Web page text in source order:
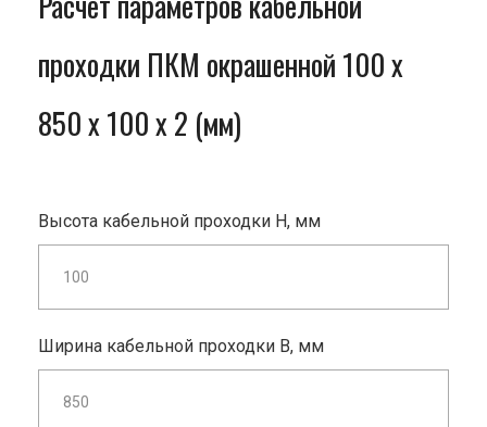
проходки ПКМ окрашенной 100 x
850 x 100 x 2 (мм)
Высота кабельной проходки H, мм
Ширина кабельной проходки B, мм